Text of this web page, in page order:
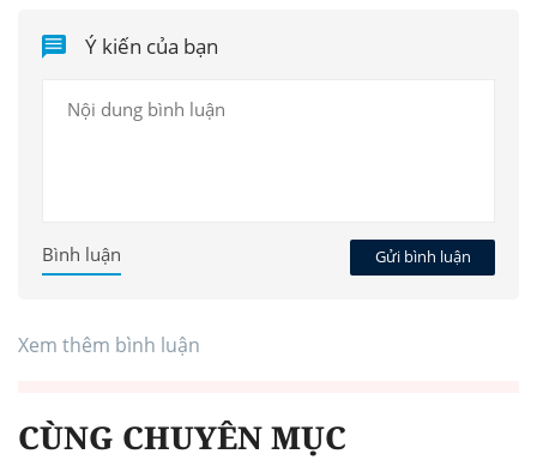
Ý kiến của bạn
Gửi bình luận
Bình luận
Xem thêm bình luận
CÙNG CHUYÊN MỤC